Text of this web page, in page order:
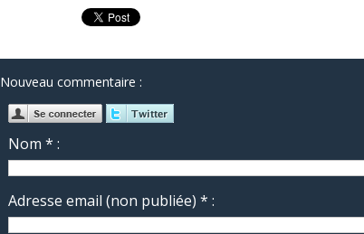
Nouveau commentaire :
Nom * :
Adresse email (non publiée) * :